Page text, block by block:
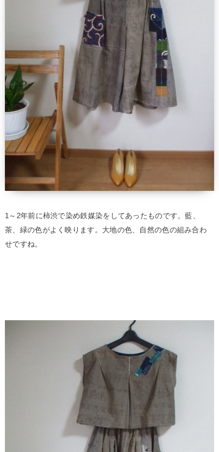
1～2年前に柿渋で染め鉄媒染をしてあったものです。藍、
茶、緑の色がよく映ります。大地の色、自然の色の組み合わ
せですね。